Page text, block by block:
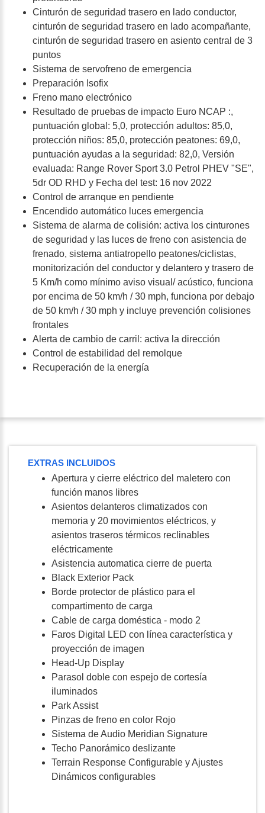
Cinturón de seguridad trasero en lado conductor,
cinturón de seguridad trasero en lado acompañante,
cinturón de seguridad trasero en asiento central de 3
puntos
Sistema de servofreno de emergencia
Preparación Isofix
Freno mano electrónico
Resultado de pruebas de impacto Euro NCAP :,
puntuación global: 5,0, protección adultos: 85,0,
protección niños: 85,0, protección peatones: 69,0,
puntuación ayudas a la seguridad: 82,0, Versión
evaluada: Range Rover Sport 3.0 Petrol PHEV "SE",
5dr OD RHD y Fecha del test: 16 nov 2022
Control de arranque en pendiente
Encendido automático luces emergencia
Sistema de alarma de colisión: activa los cinturones
de seguridad y las luces de freno con asistencia de
frenado, sistema antiatropello peatones/ciclistas,
monitorización del conductor y delantero y trasero de
5 Km/h como mínimo aviso visual/ acústico, funciona
por encima de 50 km/h / 30 mph, funciona por debajo
de 50 km/h / 30 mph y incluye prevención colisiones
frontales
Alerta de cambio de carril: activa la dirección
Control de estabilidad del remolque
Recuperación de la energía
EXTRAS INCLUIDOS
Apertura y cierre eléctrico del maletero con
función manos libres
Asientos delanteros climatizados con
memoria y 20 movimientos eléctricos, y
asientos traseros térmicos reclinables
eléctricamente
Asistencia automatica cierre de puerta
Black Exterior Pack
Borde protector de plástico para el
compartimento de carga
Cable de carga doméstica - modo 2
Faros Digital LED con línea característica y
proyección de imagen
Head-Up Display
Parasol doble con espejo de cortesía
iluminados
Park Assist
Pinzas de freno en color Rojo
Sistema de Audio Meridian Signature
Techo Panorámico deslizante
Terrain Response Configurable y Ajustes
Dinámicos configurables